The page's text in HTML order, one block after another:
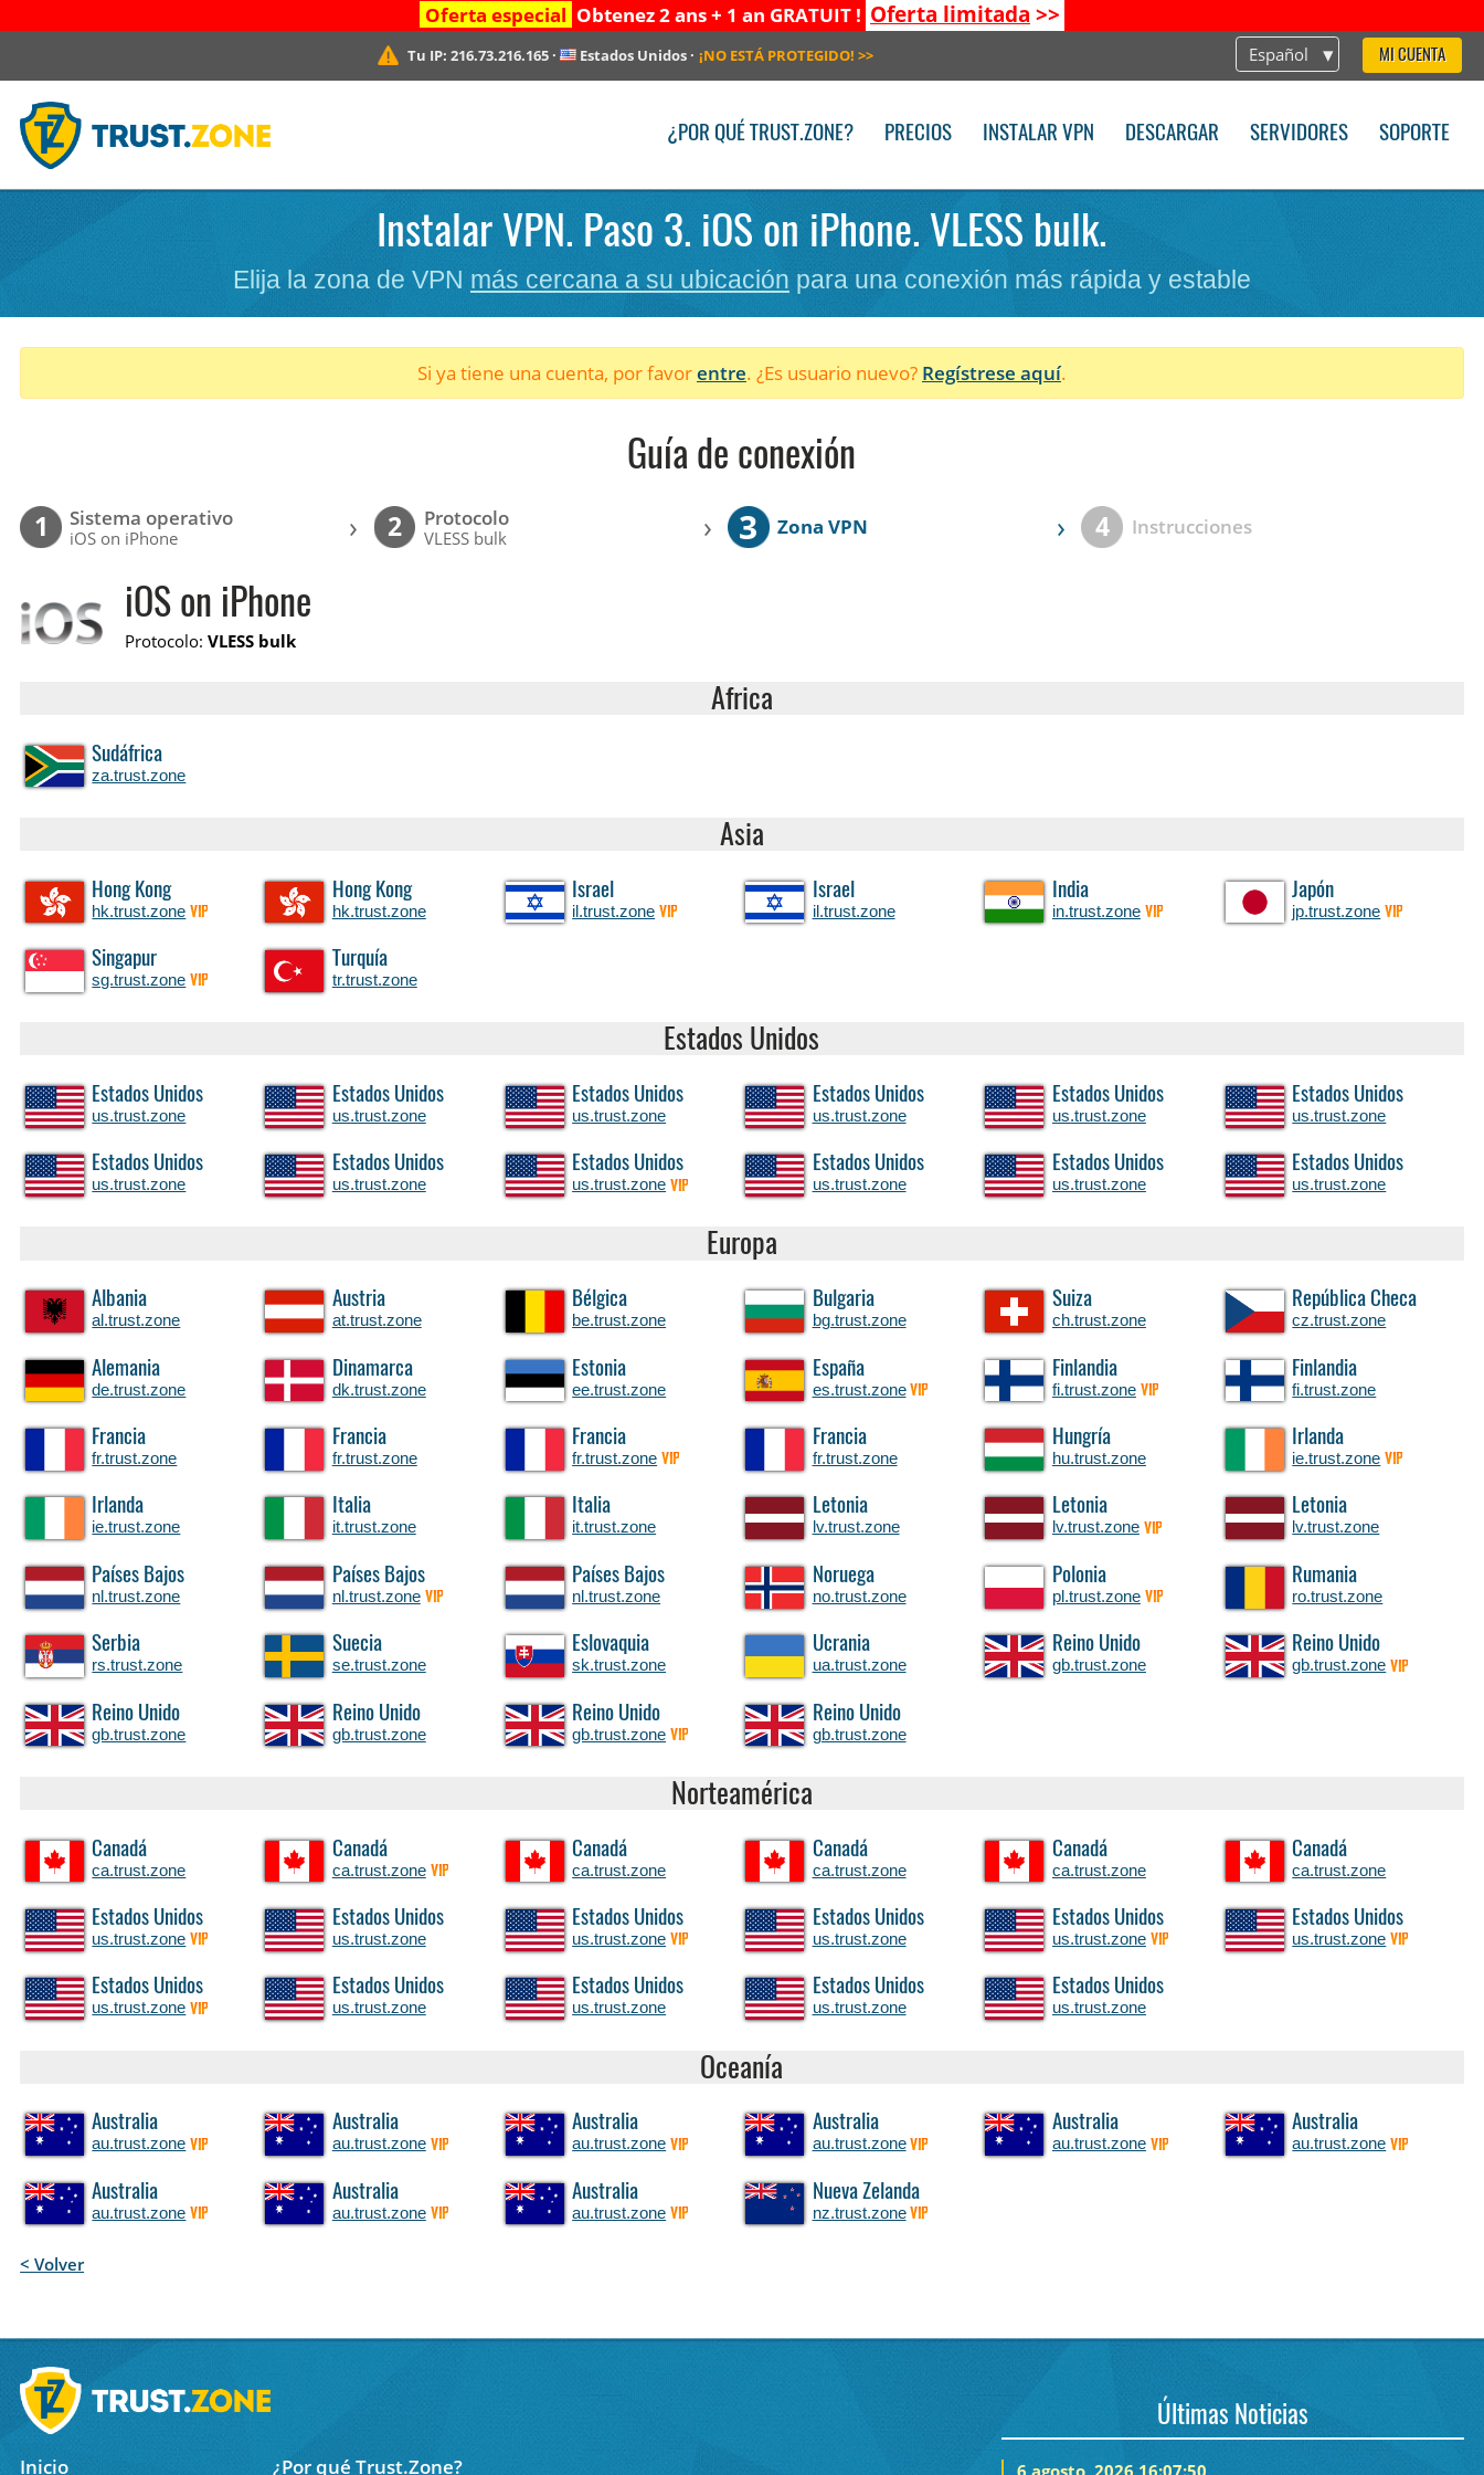
Oferta especial Obtenez 2 ans + 1 an GRATUIT ! Oferta limitada >>
Español MI CUENTA
Tu IP: 216.73.216.165· Estados Unidos· ¡NO ESTÁ PROTEGIDO! >>
¿POR QUÉ TRUST.ZONE? PRECIOS INSTALAR VPN DESCARGAR SERVIDORES SOPORTE
Instalar VPN. Paso 3. iOS on iPhone. VLESS bulk.
Elija la zona de VPN más cercana a su ubicación para una conexión más rápida y estable
Si ya tiene una cuenta, por favorentre. ¿Es usuario nuevo? Regístrese aquí.
Guía de conexión
1 Sistema operativo
iOS on iPhone › 2 Protocolo
VLESS bulk › 3 Zona VPN › 4 Instrucciones
iOS on iPhone
Protocolo: VLESS bulk
Africa
Sudáfrica
za.trust.zone
Asia
Hong Kong
hk.trust.zone VIP
Hong Kong
hk.trust.zone
Israel
il.trust.zone VIP
Israel
il.trust.zone
India
in.trust.zone VIP
Japón
jp.trust.zone VIP
Singapur
sg.trust.zone VIP
Turquía
tr.trust.zone
Estados Unidos
Estados Unidos
us.trust.zone
Estados Unidos
us.trust.zone
Estados Unidos
us.trust.zone
Estados Unidos
us.trust.zone
Estados Unidos
us.trust.zone
Estados Unidos
us.trust.zone
Estados Unidos
us.trust.zone
Estados Unidos
us.trust.zone
Estados Unidos
us.trust.zone VIP
Estados Unidos
us.trust.zone
Estados Unidos
us.trust.zone
Estados Unidos
us.trust.zone
Europa
Albania
al.trust.zone
Austria
at.trust.zone
Bélgica
be.trust.zone
Bulgaria
bg.trust.zone
Suiza
ch.trust.zone
República Checa
cz.trust.zone
Alemania
de.trust.zone
Dinamarca
dk.trust.zone
Estonia
ee.trust.zone
España
es.trust.zone VIP
Finlandia
fi.trust.zone VIP
Finlandia
fi.trust.zone
Francia
fr.trust.zone
Francia
fr.trust.zone
Francia
fr.trust.zone VIP
Francia
fr.trust.zone
Hungría
hu.trust.zone
Irlanda
ie.trust.zone VIP
Irlanda
ie.trust.zone
Italia
it.trust.zone
Italia
it.trust.zone
Letonia
lv.trust.zone
Letonia
lv.trust.zone VIP
Letonia
lv.trust.zone
Países Bajos
nl.trust.zone
Países Bajos
nl.trust.zone VIP
Países Bajos
nl.trust.zone
Noruega
no.trust.zone
Polonia
pl.trust.zone VIP
Rumania
ro.trust.zone
Serbia
rs.trust.zone
Suecia
se.trust.zone
Eslovaquia
sk.trust.zone
Ucrania
ua.trust.zone
Reino Unido
gb.trust.zone
Reino Unido
gb.trust.zone VIP
Reino Unido
gb.trust.zone
Reino Unido
gb.trust.zone
Reino Unido
gb.trust.zone VIP
Reino Unido
gb.trust.zone
Norteamérica
Canadá
ca.trust.zone
Canadá
ca.trust.zone VIP
Canadá
ca.trust.zone
Canadá
ca.trust.zone
Canadá
ca.trust.zone
Canadá
ca.trust.zone
Estados Unidos
us.trust.zone VIP
Estados Unidos
us.trust.zone
Estados Unidos
us.trust.zone VIP
Estados Unidos
us.trust.zone
Estados Unidos
us.trust.zone VIP
Estados Unidos
us.trust.zone VIP
Estados Unidos
us.trust.zone VIP
Estados Unidos
us.trust.zone
Estados Unidos
us.trust.zone
Estados Unidos
us.trust.zone
Estados Unidos
us.trust.zone
Oceanía
Australia
au.trust.zone VIP
Australia
au.trust.zone VIP
Australia
au.trust.zone VIP
Australia
au.trust.zone VIP
Australia
au.trust.zone VIP
Australia
au.trust.zone VIP
Australia
au.trust.zone VIP
Australia
au.trust.zone VIP
Australia
au.trust.zone VIP
Nueva Zelanda
nz.trust.zone VIP
< Volver
Inicio ¿Por qué Trust.Zone?
Últimas Noticias